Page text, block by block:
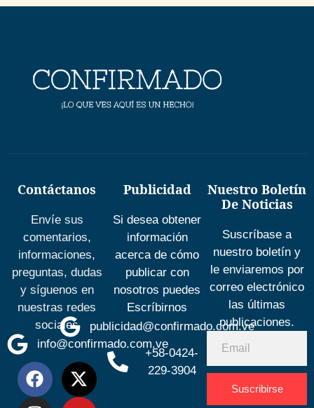
Contáctanos
Envíe sus
comentarios,
informaciones,
preguntas, dudas
y síguenos en
nuestras redes
sociales
info@confirmado.com.ve
Publicidad
Si desea obtener
información
acerca de cómo
publicar con
nosotros puedes
Escríbirnos
publicidad@confirmado.com.ve
+58-0424-
229-3904
Nuestro Boletín
De Noticias
Suscríbase a
nuestro boletín y
le enviaremos por
correo electrónico
las últimas
publicaciones.
Suscribirse